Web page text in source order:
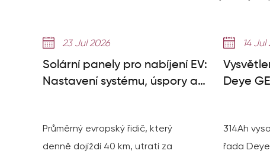
23 Jul 2026
Solární panely pro nabíjení EV:
Nastavení systému, úspory a
Průměrný evropský řidič, který
denně dojíždí 40 km, utratí za
14 Jul
Deye
314Ah
řada